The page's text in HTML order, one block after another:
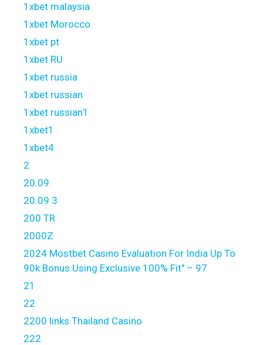
1xbet malaysia
1xbet Morocco
1xbet pt
1xbet RU
1xbet russia
1xbet russian
1xbet russian1
1xbet1
1xbet4
2
20.09
20.09 3
200 TR
2000Z
2024 Mostbet Casino Evaluation For India Up To
90k Bonus Using Exclusive 100% Fit" – 97
21
22
2200 links Thailand Casino
222